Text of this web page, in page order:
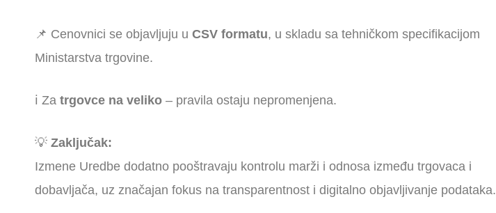
📌 Cenovnici se objavljuju u CSV formatu, u skladu sa tehničkom specifikacijom
Ministarstva trgovine.
ℹ️ Za trgovce na veliko – pravila ostaju nepromenjena.
💡 Zaključak:
Izmene Uredbe dodatno pooštravaju kontrolu marži i odnosa između trgovaca i
dobavljača, uz značajan fokus na transparentnost i digitalno objavljivanje podataka.